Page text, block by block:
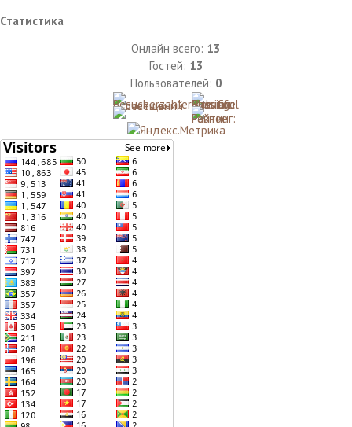
Статистика
Онлайн всего: 13
Гостей: 13
Пользователей: 0